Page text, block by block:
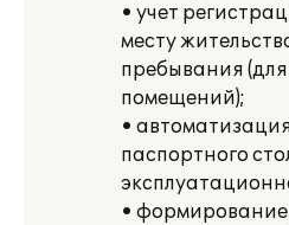
• учет
месту
пребывания
помещений);
•
паспортного
• формирование